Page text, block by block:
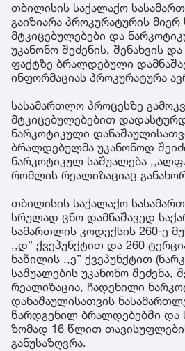
თბილისის საქალაქო
გაიზიარა პროკურატურის
მტკიცებულებები და
უკანონო შეძენის, შენახვის
ფაქტზე ბრალდებული
ინფორმაციას პროკურატურა
სასამართლო პროცესზე
მტკიცებულებებით
ნარკოტიკული
ბრალდებულმა უკანონოდ
ნარკოტიკულ საშუალება
რომლის რეალიზაციაც
თბილისის საქალაქო
სრულად ცნო დამნაშავედ
სამართლის კოდექსის 260-ე
,,დ” ქვეპუნქტით და 260
ნაწილის ,,ე” ქვეპუნქტით
საშუალების უკანონო შეძენა,
რეალიზაცია, ჩადენილი
დანაშაულისათვის
წარდგენილ ბრალდებებში და
ზომად 16 წლით
განუსაზღვრა.